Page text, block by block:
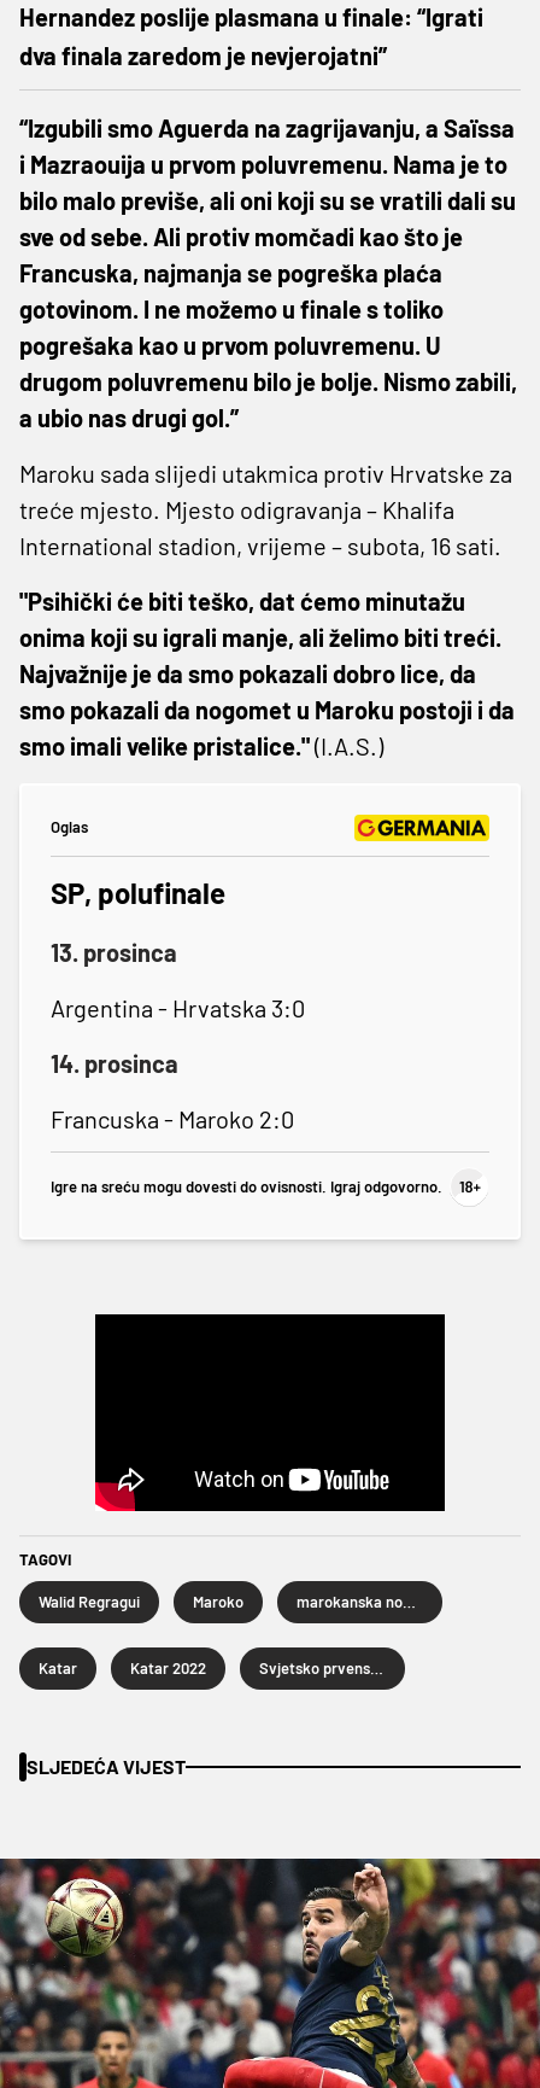
Hernandez poslije plasmana u finale: “Igrati
dva finala zaredom je nevjerojatni”
“Izgubili smo Aguerda na zagrijavanju, a Saïssa
i Mazraouija u prvom poluvremenu. Nama je to
bilo malo previše, ali oni koji su se vratili dali su
sve od sebe. Ali protiv momčadi kao što je
Francuska, najmanja se pogreška plaća
gotovinom. I ne možemo u finale s toliko
pogrešaka kao u prvom poluvremenu. U
drugom poluvremenu bilo je bolje. Nismo zabili,
a ubio nas drugi gol.”
Maroku sada slijedi utakmica protiv Hrvatske za
treće mjesto. Mjesto odigravanja – Khalifa
International stadion, vrijeme – subota, 16 sati.
"Psihički će biti teško, dat ćemo minutažu
onima koji su igrali manje, ali želimo biti treći.
Najvažnije je da smo pokazali dobro lice, da
smo pokazali da nogomet u Maroku postoji i da
smo imali velike pristalice."(I.A.S.)
Oglas
SP, polufinale
13. prosinca
Argentina - Hrvatska 3:0
14. prosinca
Francuska - Maroko 2:0
Igre na sreću mogu dovesti do ovisnosti. Igraj odgovorno.
TAGOVI
Walid Regragui Maroko
Katar Katar 2022
SLJEDEĆA VIJEST